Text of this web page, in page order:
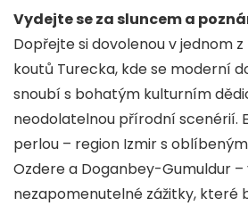
Vydejte se za sluncem a
Dopřejte si dovolenou v jednom
koutů Turecka, kde se moderní
snoubí s bohatým kulturním
neodolatelnou přírodní scenérií.
perlou – region Izmir s
Ozdere a Doganbey-Gumuldur
nezapomenutelné zážitky,